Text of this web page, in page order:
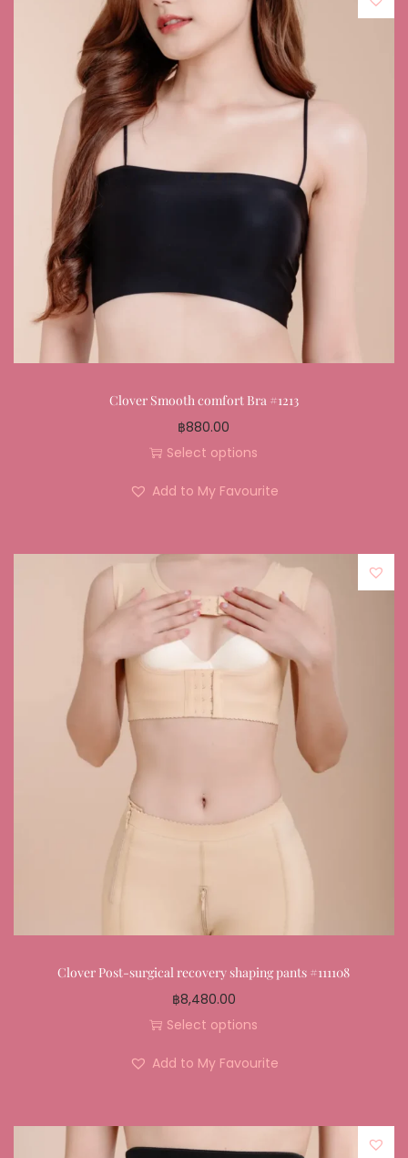
Clover Smooth comfort Bra #1213
฿880.00
Select options
Add to My Favourite
Clover Post-surgical recovery shaping pants #111108
฿8,480.00
Select options
Add to My Favourite